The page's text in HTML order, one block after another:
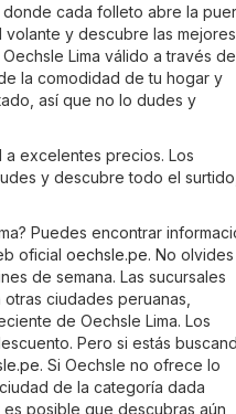
donde cada folleto abre la
y descubre las mejores
Lima válido a través de
la comodidad de tu hogar y
así que no lo dudes y
excelentes precios. Los
y descubre todo el surtido,
Puedes encontrar
oficial oechsle.pe. No olvides
de semana. Las sucursales
ciudades peruanas,
de Oechsle Lima. Los
Pero si estás
. Si Oechsle no ofrece lo
de la categoría dada
posible que descubras aún